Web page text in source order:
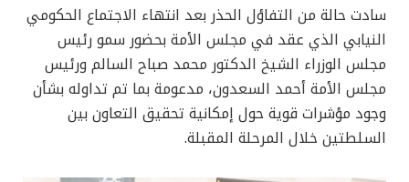
سادت حالة من التفاؤل الحذر بعد انتهاء الاجتماع الحكومي
النيابي الذي عقد في مجلس الأمة بحضور سمو رئيس
مجلس الوزراء الشيخ الدكتور محمد صباح السالم ورئيس
مجلس الأمة أحمد السعدون، مدعومة بما تم تداوله بشأن
وجود مؤشرات قوية حول إمكانية تحقيق التعاون بين
السلطتين خلال المرحلة المقبلة.